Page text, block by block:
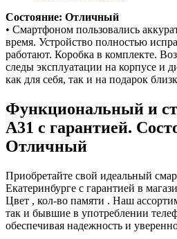
Состояние: Отличный
• Смартфоном пользовались
время. Устройство полностью
работают. Коробка в комплекте.
следы эксплуатации на корпусе и
как для себя, так и на подарок
Функциональный и
A31 с гарантией.
Отличный
Приобретайте свой идеальный
Екатеринбурге с гарантией в
Цвет , кол-во памяти . Наш
так и бывшие в употреблении
обеспечивая надежность и